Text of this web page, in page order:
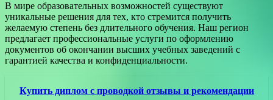
В мире образовательных возможностей существуют
уникальные решения для тех, кто стремится получить
желаемую степень без длительного обучения. Наш регион
предлагает профессиональные услуги по оформлению
документов об окончании высших учебных заведений с
гарантией качества и конфиденциальности.
Купить диплом с проводкой отзывы и рекомендации